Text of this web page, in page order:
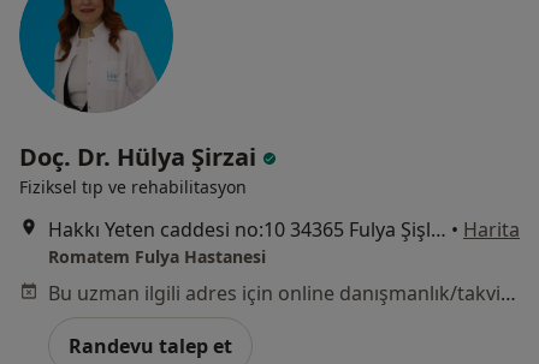
Doç. Dr. Hülya Şirzai
Fiziksel tıp ve rehabilitasyon
Hakkı Yeten caddesi no:10 34365 Fulya Şişli/istanbul, İstanbul • Harita
Romatem Fulya Hastanesi
Bu uzman ilgili adres için online danışmanlık/takvim sunmuyor.
Randevu talep et